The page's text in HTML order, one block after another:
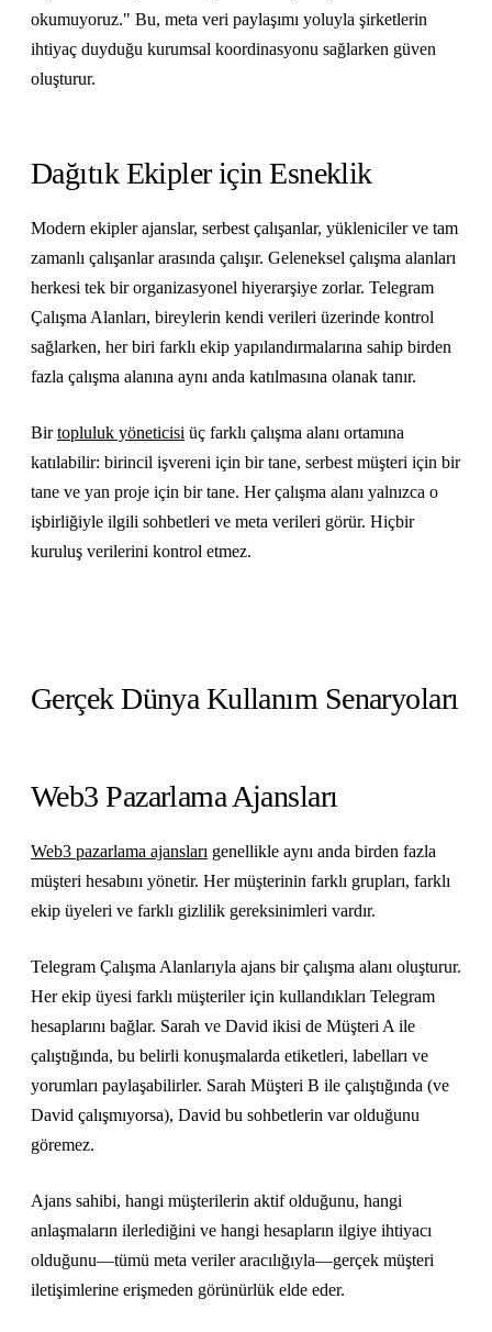
okumuyoruz." Bu, meta veri paylaşımı yoluyla şirketlerin
ihtiyaç duyduğu kurumsal koordinasyonu sağlarken güven
oluşturur.
Dağıtık Ekipler için Esneklik
Modern ekipler ajanslar, serbest çalışanlar, yükleniciler ve tam
zamanlı çalışanlar arasında çalışır. Geleneksel çalışma alanları
herkesi tek bir organizasyonel hiyerarşiye zorlar. Telegram
Çalışma Alanları, bireylerin kendi verileri üzerinde kontrol
sağlarken, her biri farklı ekip yapılandırmalarına sahip birden
fazla çalışma alanına aynı anda katılmasına olanak tanır.
Birtopluluk yöneticisi üç farklı çalışma alanı ortamına
katılabilir: birincil işvereni için bir tane, serbest müşteri için bir
tane ve yan proje için bir tane. Her çalışma alanı yalnızca o
işbirliğiyle ilgili sohbetleri ve meta verileri görür. Hiçbir
kuruluş verilerini kontrol etmez.
Gerçek Dünya Kullanım Senaryoları
Web3 Pazarlama Ajansları
Web3 pazarlama ajansları genellikle aynı anda birden fazla
müşteri hesabını yönetir. Her müşterinin farklı grupları, farklı
ekip üyeleri ve farklı gizlilik gereksinimleri vardır.
Telegram Çalışma Alanlarıyla ajans bir çalışma alanı oluşturur.
Her ekip üyesi farklı müşteriler için kullandıkları Telegram
hesaplarını bağlar. Sarah ve David ikisi de Müşteri A ile
çalıştığında, bu belirli konuşmalarda etiketleri, labelları ve
yorumları paylaşabilirler. Sarah Müşteri B ile çalıştığında (ve
David çalışmıyorsa), David bu sohbetlerin var olduğunu
göremez.
Ajans sahibi, hangi müşterilerin aktif olduğunu, hangi
anlaşmaların ilerlediğini ve hangi hesapların ilgiye ihtiyacı
olduğunu—tümü meta veriler aracılığıyla—gerçek müşteri
iletişimlerine erişmeden görünürlük elde eder.